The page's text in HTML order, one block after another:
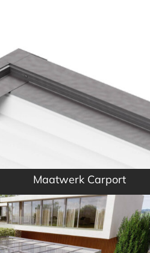
Maatwerk Carport